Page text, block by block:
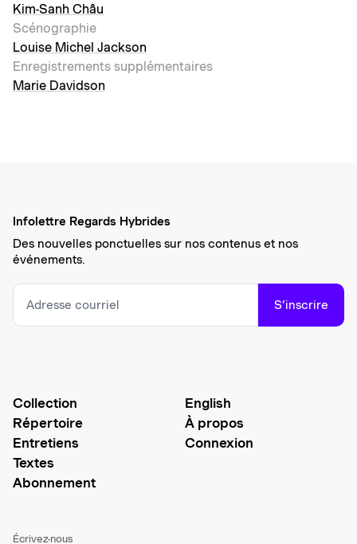
Kim-Sanh Châu
Scénographie
Louise Michel Jackson
Enregistrements supplémentaires
Marie Davidson
Infolettre Regards Hybrides
Des nouvelles ponctuelles sur nos contenus et nos
événements.
S’inscrire
Collection
Répertoire
Entretiens
Textes
Abonnement
English
À propos
Connexion
Écrivez-nous